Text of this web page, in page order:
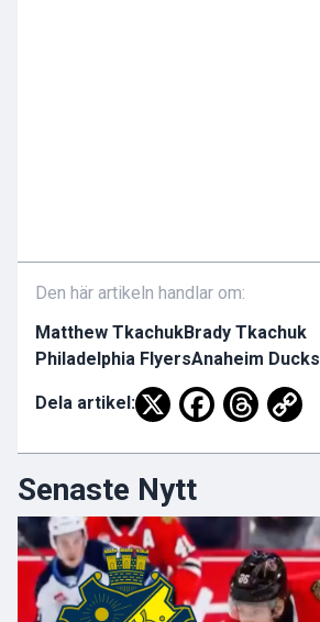
Den här artikeln handlar om:
Matthew TkachukBrady Tkachuk
Philadelphia FlyersAnaheim Ducks
Dela artikel:
Senaste Nytt